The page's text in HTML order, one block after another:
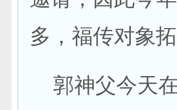
多，福传对象
郭神父今天